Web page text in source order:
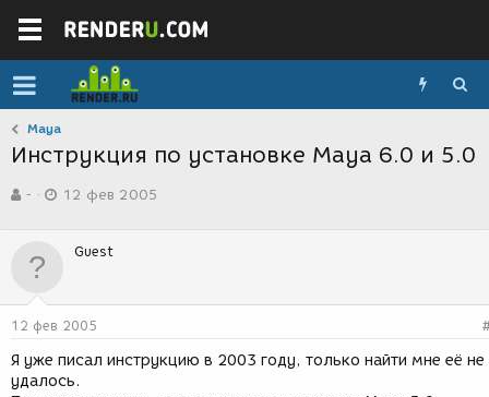
Maya
Инструкция по установке Maya 6.0 и 5.0
в
р
м
-
а
д
н
и
12 фев 2005
Guest
12 фев 2005
Я уже писал инструкцию в 2003 году, только найти мне её не
удалось.